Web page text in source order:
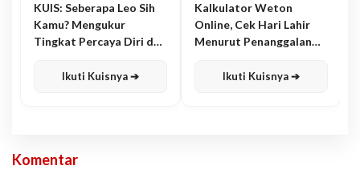
KUIS: Seberapa Leo Sih
Kamu? Mengukur
Tingkat Percaya Diri dan
Ikuti Kuisnya ➔
Kalkulator Weton
Online, Cek Hari Lahir
Menurut Penanggalan
Ikuti Kuisnya ➔
Komentar